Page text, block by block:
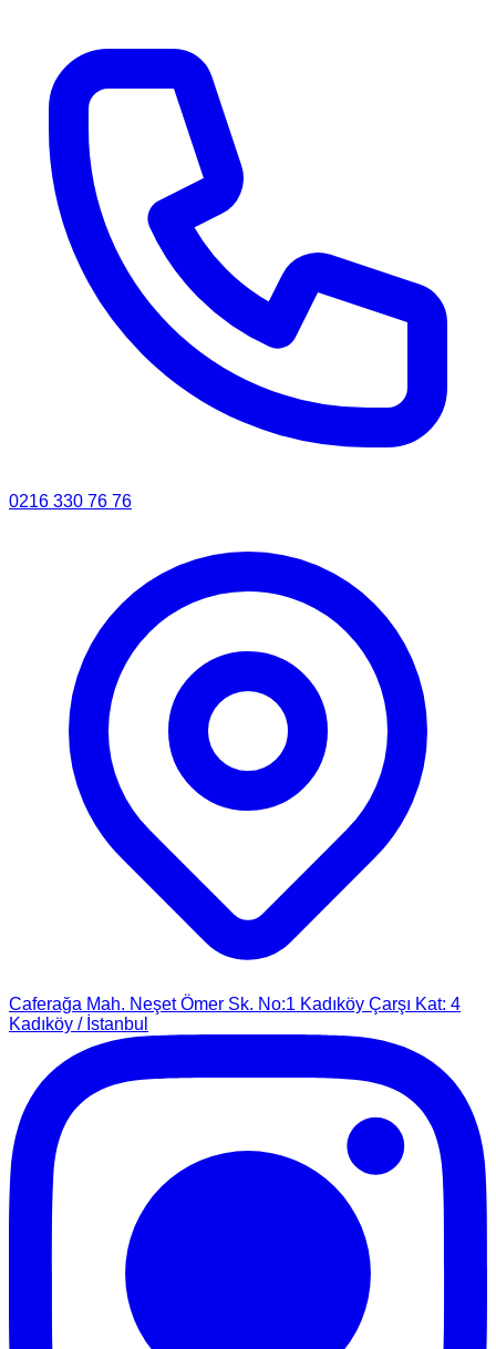
0216 330 76 76
Caferağa Mah. Neşet Ömer Sk. No:1 Kadıköy Çarşı Kat: 4
Kadıköy / İstanbul